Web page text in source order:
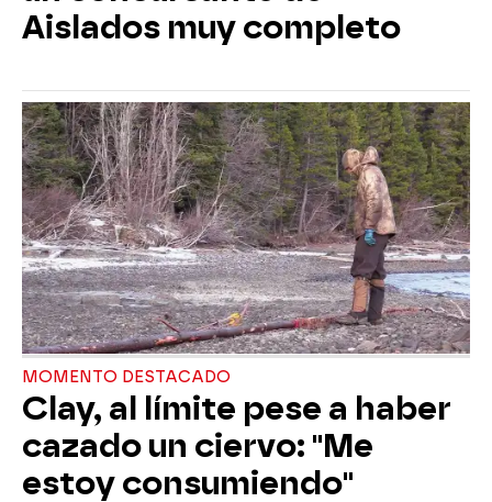
Aislados muy completo
MOMENTO DESTACADO
Clay, al límite pese a haber
cazado un ciervo: "Me
estoy consumiendo"